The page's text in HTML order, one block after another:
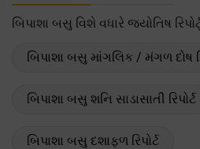
બિપાશા બસુ વિશે વધારે જ્યોતિષ
બિપાશા બસુ માંગલિક / મંગળ દોષ
બિપાશા બસુ શનિ સાડાસાતી રિપોર્ટ
બિપાશા બસુ દશાફળ રિપોર્ટ